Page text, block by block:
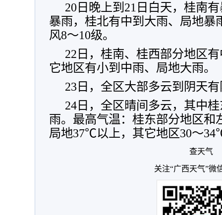
20日晚上到21日白天，桂南
暴雨，桂北有中到大雨、局地暴
风8～10级。
22日，桂南、桂西部分地区
它地区有小到中雨、局地大雨。
23日，全区大部多云到阴天
24日，全区晴间多云，其中
雨。最高气温：桂东部分地区
局地37℃以上，其它地区30～
查天气
关注“广西天气”微